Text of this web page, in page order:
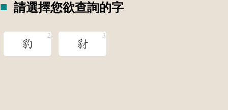
請選擇您欲查詢的字
豹 豺